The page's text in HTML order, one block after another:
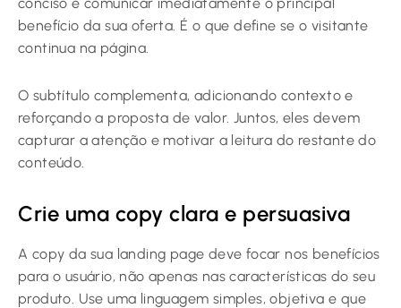
benefício da sua oferta. É o que define se o visitante
continua na página.
O subtítulo complementa, adicionando contexto e
reforçando a proposta de valor. Juntos, eles devem
capturar a atenção e motivar a leitura do restante do
conteúdo.
Crie uma copy clara e persuasiva
A copy da sua landing page deve focar nos benefícios
para o usuário, não apenas nas características do seu
produto. Use uma linguagem simples, objetiva e que